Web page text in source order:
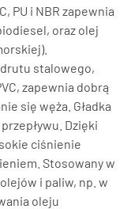
PU i NBR zapewnia
oraz olej
stalowego,
zapewnia dobrą
się węża. Gładka
Dzięki
ciśnienie
Stosowany w
i paliw, np. w
oleju